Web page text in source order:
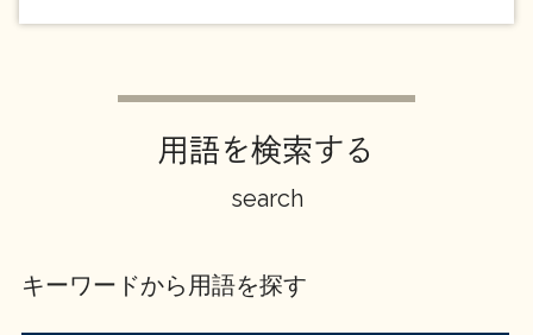
地酒蔵元会利酒会
美味しい地酒の選び方
用語を検索する
search
キーワードから用語を探す